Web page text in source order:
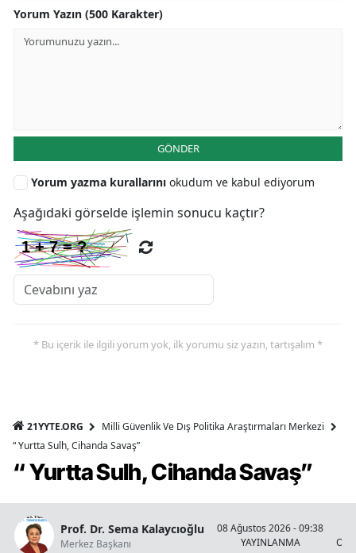
Yorum Yazın (500 Karakter)
GÖNDER
Yorum yazma kurallarını okudum ve kabul ediyorum
Aşağıdaki görselde işlemin sonucu kaçtır?
* Bu içerik ile ilgili yorum yok, ilk yorumu siz yazın, tartışalım *
21YYTE.ORG
Milli Güvenlik Ve Dış Politika Araştırmaları Merkezi
“ Yurtta Sulh, Cihanda Savaş”
“ Yurtta Sulh, Cihanda Savaş”
Prof. Dr. Sema Kalaycıoğlu
Merkez Başkanı
08 Ağustos 2026 - 09:38
YAYINLANMA